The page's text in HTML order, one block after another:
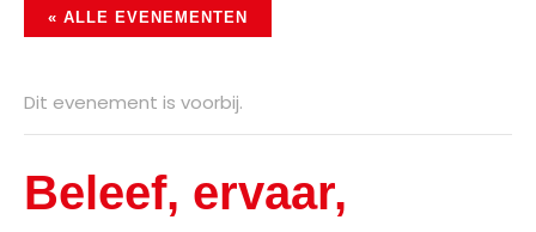
« ALLE EVENEMENTEN
Dit evenement is voorbij.
Beleef, ervaar,